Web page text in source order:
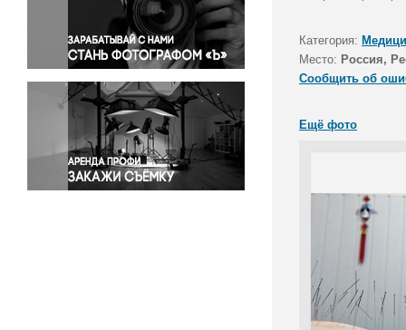
Правосудие
Происшествия и конфликты
Религия
Светская жизнь
Спорт
Экология
Экономика и бизнес
Категория:
Место: Россия,
Сообщить об
Ещё фото